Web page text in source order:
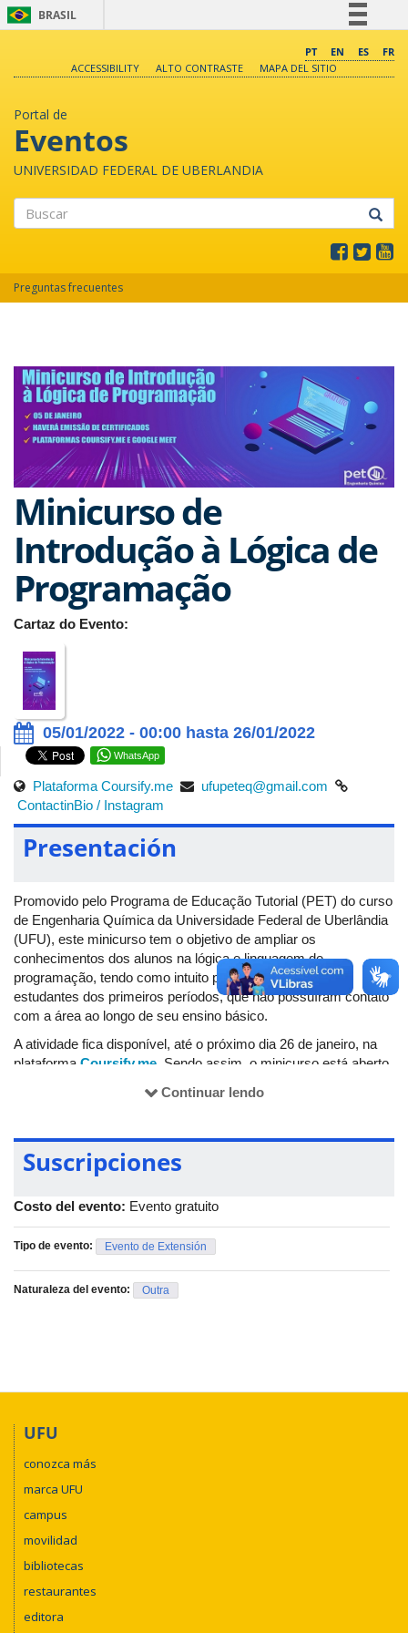
BRASIL
Comunica BR
PT EN ES
FR
ACCESSIBILITY
ALTO CONTRASTE MAPA DEL SITIO
Portal de
Eventos
UNIVERSIDAD FEDERAL DE UBERLANDIA
Preguntas frecuentes
Minicurso de
Introdução à Lógica de
Programação
Cartaz do Evento:
05/01/2022 - 00:00 hasta 26/01/2022
WhatsApp
Plataforma Coursify.me
ufupeteq@gmail.com
ContactinBio / Instagram
Presentación
Promovido pelo Programa de Educação Tutorial (PET) do curso
de Engenharia Química da Universidade Federal de Uberlândia
(UFU), este minicurso tem o objetivo de ampliar os
conhecimentos dos alunos na lógica e linguagem de
programação, tendo como intuito principal o auxílio dos
estudantes dos primeiros períodos, que não possuíram contato
com a área ao longo de seu ensino básico.
A atividade fica disponível, até o próximo dia 26 de janeiro, na
plataforma Coursify.me . Sendo assim, o minicurso está aberto
em aprofundar seus conhecimentos em programação.
Continuar lendo
Suscripciones
Costo del evento: Evento gratuito
Tipo de evento: Evento de Extensión
Naturaleza del evento: Outra
UFU
conozca más
marca UFU
campus
movilidad
bibliotecas
restaurantes
editora